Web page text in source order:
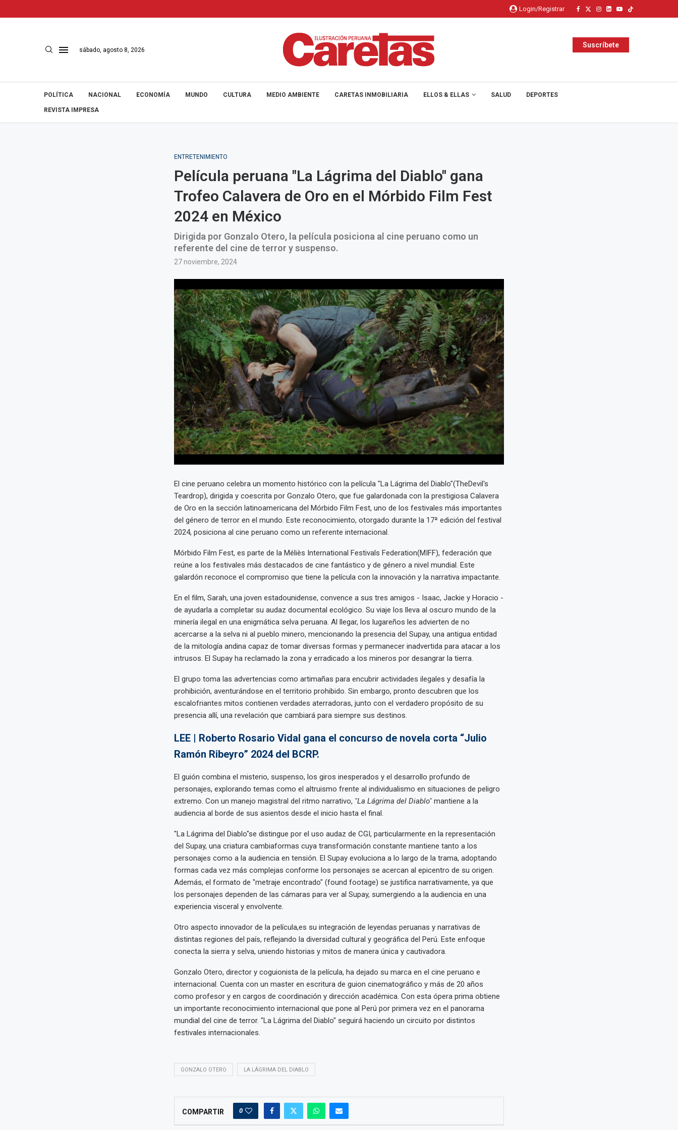
Login/Registrar
sábado, agosto 8, 2026
Suscríbete
POLÍTICA NACIONAL ECONOMÍA MUNDO CULTURA MEDIO AMBIENTE CARETAS INMOBILIARIA ELLOS & ELLAS SALUD DEPORTES
REVISTA IMPRESA
ENTRETENIMIENTO
Película peruana "La Lágrima del Diablo" gana
Trofeo Calavera de Oro en el Mórbido Film Fest
2024 en México
Dirigida por Gonzalo Otero, la película posiciona al cine peruano como un
referente del cine de terror y suspenso.
27 noviembre, 2024
El cine peruano celebra un momento histórico con la película "La Lágrima del Diablo"(TheDevil's
Teardrop), dirigida y coescrita por Gonzalo Otero, que fue galardonada con la prestigiosa Calavera
de Oro en la sección latinoamericana del Mórbido Film Fest, uno de los festivales más importantes
del género de terror en el mundo. Este reconocimiento, otorgado durante la 17ª edición del festival
2024, posiciona al cine peruano como un referente internacional.
Mórbido Film Fest, es parte de la Méliès International Festivals Federation(MIFF), federación que
reúne a los festivales más destacados de cine fantástico y de género a nivel mundial. Este
galardón reconoce el compromiso que tiene la película con la innovación y la narrativa impactante.
En el film, Sarah, una joven estadounidense, convence a sus tres amigos - Isaac, Jackie y Horacio -
de ayudarla a completar su audaz documental ecológico. Su viaje los lleva al oscuro mundo de la
minería ilegal en una enigmática selva peruana. Al llegar, los lugareños les advierten de no
acercarse a la selva ni al pueblo minero, mencionando la presencia del Supay, una antigua entidad
de la mitología andina capaz de tomar diversas formas y permanecer inadvertida para atacar a los
intrusos. El Supay ha reclamado la zona y erradicado a los mineros por desangrar la tierra.
El grupo toma las advertencias como artimañas para encubrir actividades ilegales y desafía la
prohibición, aventurándose en el territorio prohibido. Sin embargo, pronto descubren que los
escalofriantes mitos contienen verdades aterradoras, junto con el verdadero propósito de su
presencia allí, una revelación que cambiará para siempre sus destinos.
LEE | Roberto Rosario Vidal gana el concurso de novela corta “Julio
Ramón Ribeyro” 2024 del BCRP.
El guión combina el misterio, suspenso, los giros inesperados y el desarrollo profundo de
personajes, explorando temas como el altruismo frente al individualismo en situaciones de peligro
extremo. Con un manejo magistral del ritmo narrativo, "La Lágrima del Diablo" mantiene a la
audiencia al borde de sus asientos desde el inicio hasta el final.
"La Lágrima del Diablo"se distingue por el uso audaz de CGI, particularmente en la representación
del Supay, una criatura cambiaformas cuya transformación constante mantiene tanto a los
personajes como a la audiencia en tensión. El Supay evoluciona a lo largo de la trama, adoptando
formas cada vez más complejas conforme los personajes se acercan al epicentro de su origen.
Además, el formato de "metraje encontrado" (found footage) se justifica narrativamente, ya que
los personajes dependen de las cámaras para ver al Supay, sumergiendo a la audiencia en una
experiencia visceral y envolvente.
Otro aspecto innovador de la película,es su integración de leyendas peruanas y narrativas de
distintas regiones del país, reflejando la diversidad cultural y geográfica del Perú. Este enfoque
conecta la sierra y selva, uniendo historias y mitos de manera única y cautivadora.
Gonzalo Otero, director y coguionista de la película, ha dejado su marca en el cine peruano e
internacional. Cuenta con un master en escritura de guion cinematográfico y más de 20 años
como profesor y en cargos de coordinación y dirección académica. Con esta ópera prima obtiene
un importante reconocimiento internacional que pone al Perú por primera vez en el panorama
mundial del cine de terror. "La Lágrima del Diablo" seguirá haciendo un circuito por distintos
festivales internacionales.
GONZALO OTERO LA LÁGRIMA DEL DIABLO
COMPARTIR 0